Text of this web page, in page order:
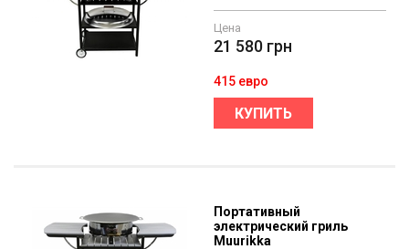
Цена
21 580 грн
415 евро
КУПИТЬ
Портативный
электрический гриль
Muurikka